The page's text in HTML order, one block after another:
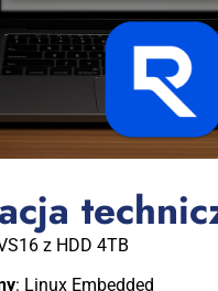
z HDD 4TB
: Linux Embedded